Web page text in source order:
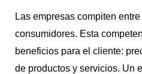
Las empresas compiten
consumidores. Esta
beneficios para el cliente:
de productos y servicios. Un